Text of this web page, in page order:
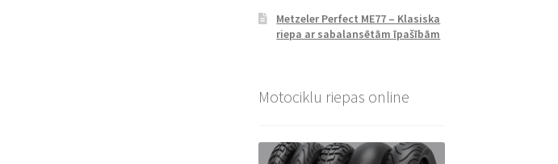
Metzeler Perfect ME77 – Klasiska
riepa ar sabalansētām īpašībām
Motociklu riepas online